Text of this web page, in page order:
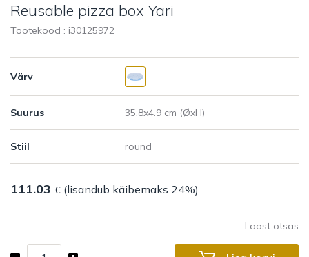
Reusable pizza box Yari
Tootekood : i30125972
Värv
Suurus
Stiil
111.03 € (lisandub käibemaks 24%)
Laost otsas
Reusable